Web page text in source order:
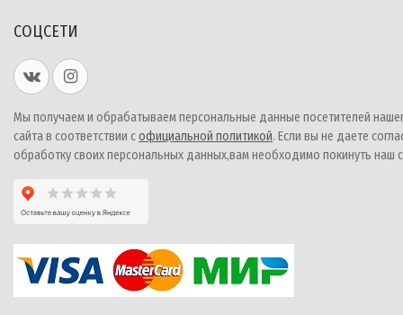
СОЦСЕТИ
Мы получаем и обрабатываем персональные данные посетителей
сайта в соответствии софициальной политикой. Если вы не даете
обработку своих персональных данных,вам необходимо покинуть наш